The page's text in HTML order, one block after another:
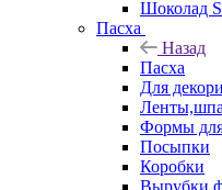
Шоколад
Пасха
Назад
Пасха
Для
Формы
Посыпки
Коробки